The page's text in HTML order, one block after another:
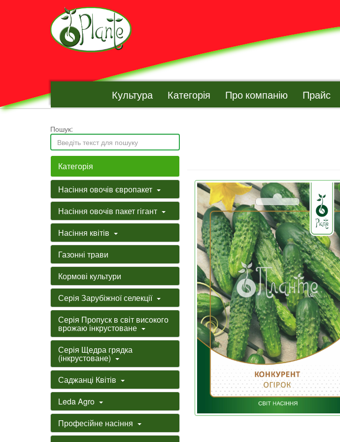
Культура Категорія Про компанію Прайс
Пошук:
Категорія
Насіння овочів європакет
Насіння овочів пакет гігант
Насіння квітів
Газонні трави
Кормові культури
Серія Зарубіжної селекції
Серія Пропуск в світ високого
врожаю інкрустоване
Серія Щедра грядка
(інкрустоване)
Саджанці Квітів
Leda Agro
Професійне насіння